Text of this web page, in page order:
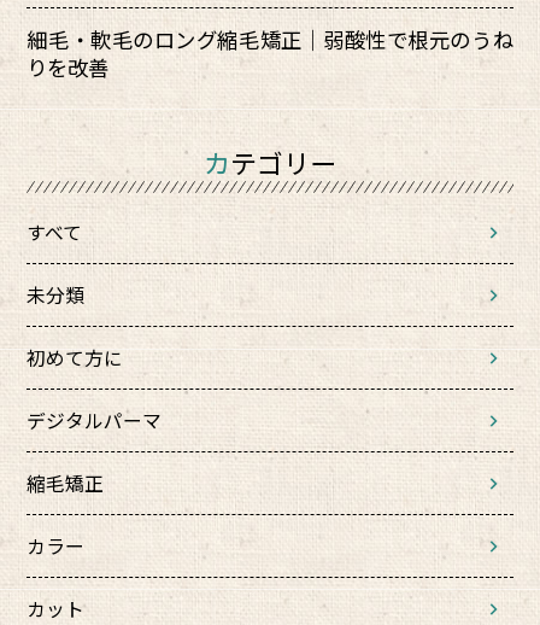
細毛・軟毛のロング縮毛矯正｜弱酸性で根元のうね
りを改善
カテゴリー
すべて
未分類
初めて方に
デジタルパーマ
縮毛矯正
カラー
カット